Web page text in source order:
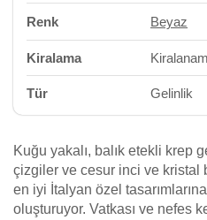
Renk Beyaz
Kiralama
Tür Gelinlik
Kuğu yakalı, balık etekli krep
çizgiler ve cesur inci ve kristal
en iyi İtalyan özel
oluşturuyor. Vatkası ve nefes